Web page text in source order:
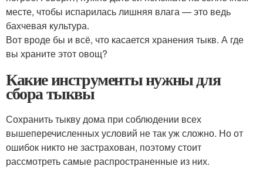
месте, чтобы испарилась лишняя влага — это ведь
бахчевая культура.
Вот вроде бы и всё, что касается хранения тыкв. А где
вы храните этот овощ?
Какие инструменты нужны для
сбора тыквы
Сохранить тыкву дома при соблюдении всех
вышеперечисленных условий не так уж сложно. Но от
ошибок никто не застрахован, поэтому стоит
рассмотреть самые распространенные из них.